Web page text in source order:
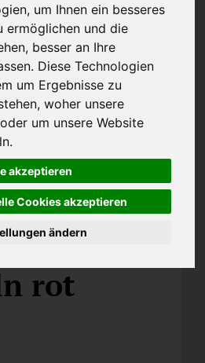
um Ihnen ein besseres
ermöglichen und die
besser an Ihre
Diese Technologien
um Ergebnisse zu
woher unsere
um unsere Website
akzeptieren
Cookies akzeptieren
ändern
rot